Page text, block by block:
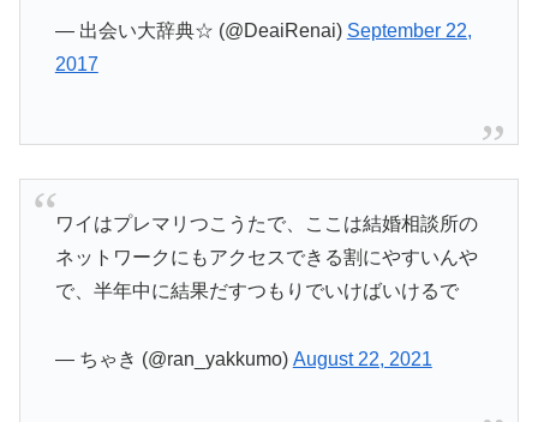
— 出会い大辞典☆ (@DeaiRenai) September 22,
2017
ワイはプレマリつこうたで、ここは結婚相談所の
ネットワークにもアクセスできる割にやすいんや
で、半年中に結果だすつもりでいけばいけるで
— ちゃき (@ran_yakkumo) August 22, 2021